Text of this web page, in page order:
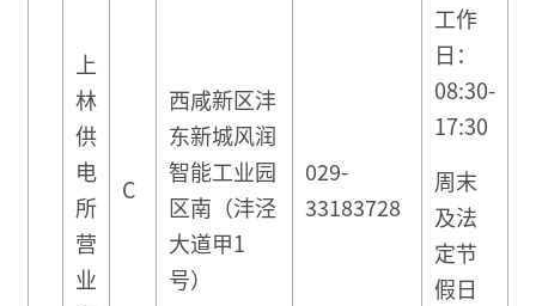
上
林
供
电
所
营
业
C
西咸新区沣
东新城风润
智能工业园
区南（沣泾
大道甲1
号）
029-
33183728
工作
日：
08:30-
17:30
周末
及法
定节
假日